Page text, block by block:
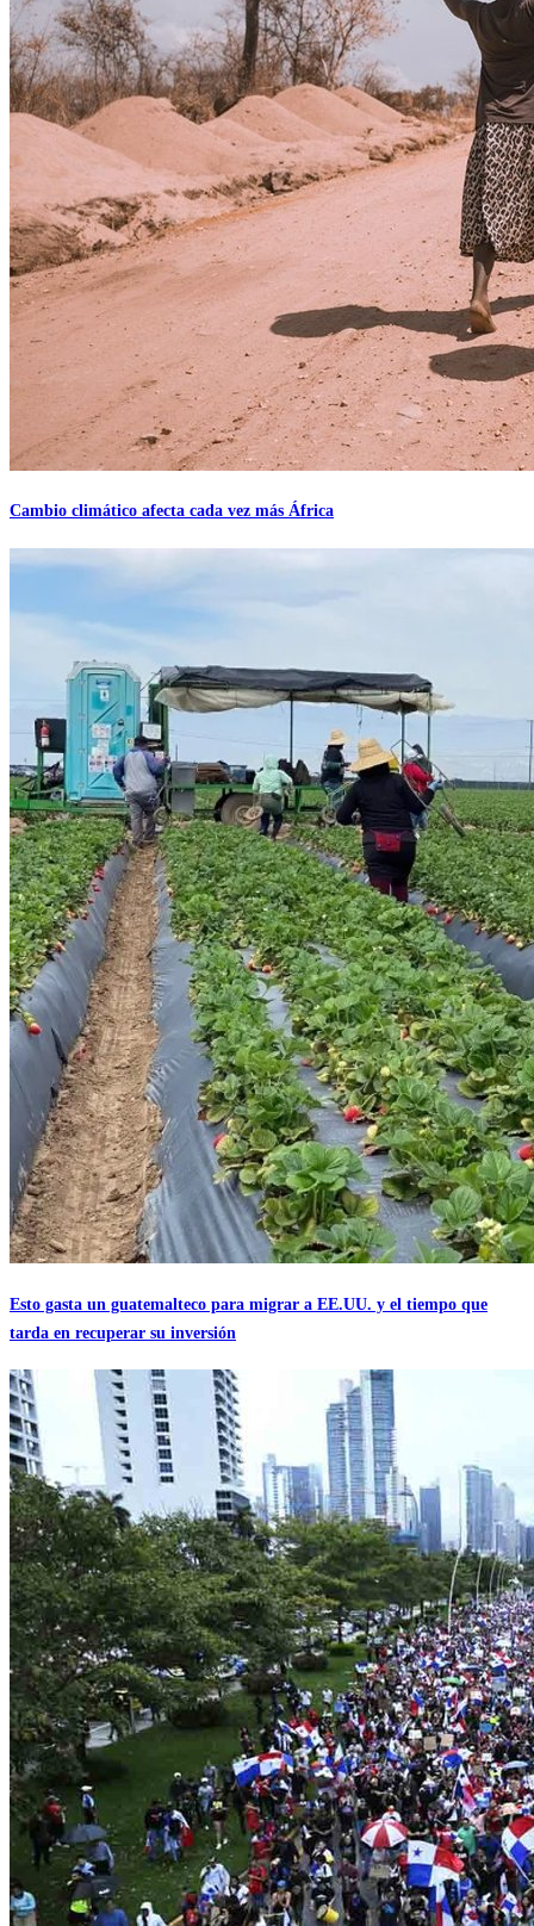
Cambio climático afecta cada vez más África
Esto gasta un guatemalteco para migrar a EE.UU. y el tiempo que
tarda en recuperar su inversión